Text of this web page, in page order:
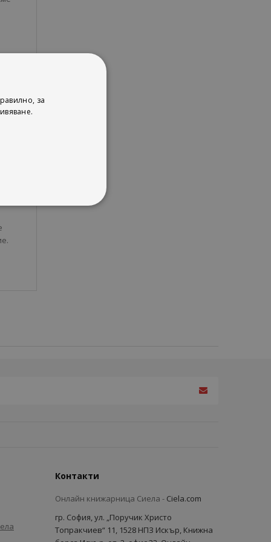
Контакти
Онлайн книжарница Сиела - Ciela.com
гр. София, ул. „Поручик Христо
Топракчиев“ 11, 1528 НПЗ Искър, Книжна
за